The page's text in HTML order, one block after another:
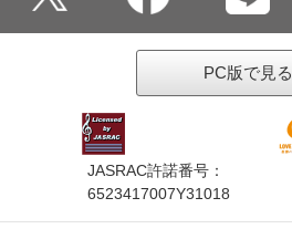
PC版で見る
JASRAC許諾番号：
6523417007Y31018